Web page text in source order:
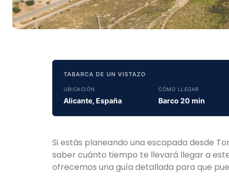
TABARCA DE UN VISTAZO
UBICACIÓN
Alicante, España
CÓMO LLEGAR
Barco 20 min
Si estás planeando una escapada desde
saber cuánto tiempo te llevará llegar a
ofrecemos una guía detallada para que